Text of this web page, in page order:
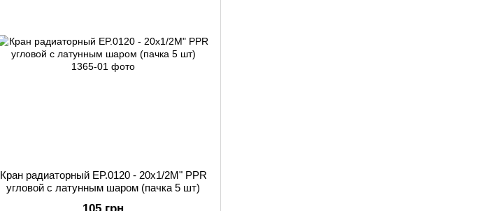
Кран радиаторный EP.0120 - 20x1/2M" PPR
угловой с латунным шаром (пачка 5 шт)